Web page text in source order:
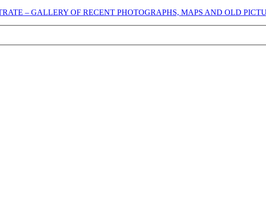
– GALLERY OF RECENT PHOTOGRAPHS, MAPS AND OLD